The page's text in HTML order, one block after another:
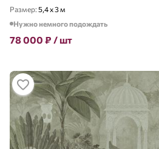
Размер: 5,4 х 3 м
Нужно немного подождать
78 000 ₽ / шт